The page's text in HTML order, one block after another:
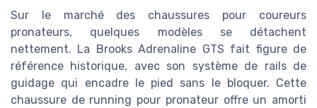
Sur le marché des chaussures pour coureurs
pronateurs, quelques modèles se détachent
nettement. La Brooks Adrenaline GTS fait figure de
référence historique, avec son système de rails de
guidage qui encadre le pied sans le bloquer. Cette
chaussure de running pour pronateur offre un amorti